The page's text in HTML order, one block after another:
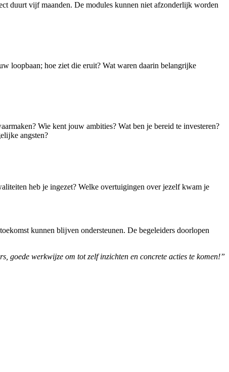
duurt vijf maanden. De modules kunnen niet afzonderlijk worden
loopbaan; hoe ziet die eruit? Wat waren daarin belangrijke
Wie kent jouw ambities? Wat ben je bereid te investeren?
angsten?
heb je ingezet? Welke overtuigingen over jezelf kwam je
kunnen blĳven ondersteunen. De begeleiders doorlopen
goede werkwijze om tot zelf inzichten en concrete acties te komen!”